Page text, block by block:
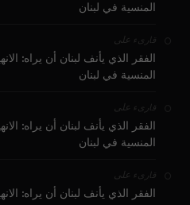
المنسية في لبنان
قارىء على
الفقر الذي يأنف لبنان أن يراه:
المنسية في لبنان
قارىء على
الفقر الذي يأنف لبنان أن يراه:
المنسية في لبنان
قارىء على
الفقر الذي يأنف لبنان أن يراه: